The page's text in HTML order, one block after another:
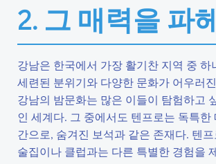
2. 그 매력을 파
강남은 한국에서 가장 활기찬 지역 중 하
세련된 분위기와 다양한 문화가 어우러
강남의 밤문화는 많은 이들이 탐험하고
인 세계다. 그 중에서도 텐프로는 독특한
간으로, 숨겨진 보석과 같은 존재다. 텐
술집이나 클럽과는 다른 특별한 경험을